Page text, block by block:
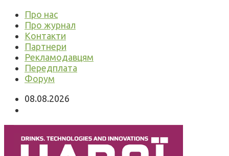
Про нас
Про журнал
Контакти
Партнери
Рекламодавцям
Передплата
Форум
08.08.2026